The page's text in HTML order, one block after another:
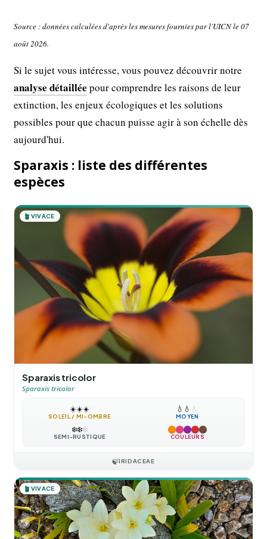
Source : données calculées d'après les mesures fournies par l'UICN le 07
août 2026.
Si le sujet vous intéresse, vous pouvez découvrir notre
analyse détaillée pour comprendre les raisons de leur
extinction, les enjeux écologiques et les solutions
possibles pour que chacun puisse agir à son échelle dès
aujourd'hui.
Sparaxis : liste des différentes
espèces
🪴 VIVACE
Sparaxis tricolor
Sparaxis tricolor
☀️☀️☀️
SOLEIL / MI-OMBRE
💧 💧 💧
MOYEN
❄️❄️❄️
SEMI-RUSTIQUE COULEURS
🍃IRIDACEAE
🪴 VIVACE